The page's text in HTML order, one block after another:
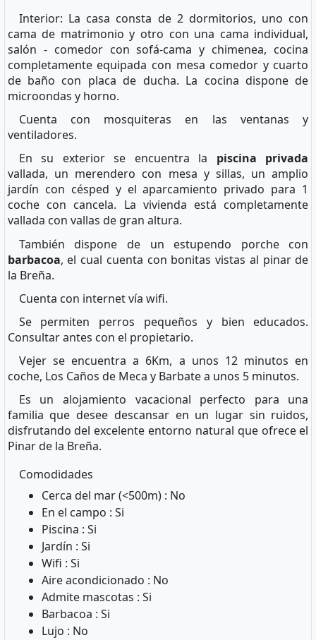
Interior: La casa consta de 2 dormitorios, uno con
cama de matrimonio y otro con una cama individual,
salón - comedor con sofá-cama y chimenea, cocina
completamente equipada con mesa comedor y cuarto
de baño con placa de ducha. La cocina dispone de
microondas y horno.
Cuenta con mosquiteras en las ventanas y
ventiladores.
En su exterior se encuentra la piscina privada
vallada, un merendero con mesa y sillas, un amplio
jardín con césped y el aparcamiento privado para 1
coche con cancela. La vivienda está completamente
vallada con vallas de gran altura.
También dispone de un estupendo porche con
barbacoa, el cual cuenta con bonitas vistas al pinar de
la Breña.
Cuenta con internet vía wifi.
Se permiten perros pequeños y bien educados.
Consultar antes con el propietario.
Vejer se encuentra a 6Km, a unos 12 minutos en
coche, Los Caños de Meca y Barbate a unos 5 minutos.
Es un alojamiento vacacional perfecto para una
familia que desee descansar en un lugar sin ruidos,
disfrutando del excelente entorno natural que ofrece el
Pinar de la Breña.
Comodidades
Cerca del mar (<500m) : No
En el campo : Si
Piscina : Si
Jardín : Si
Wifi : Si
Aire acondicionado : No
Admite mascotas : Si
Barbacoa : Si
Lujo : No